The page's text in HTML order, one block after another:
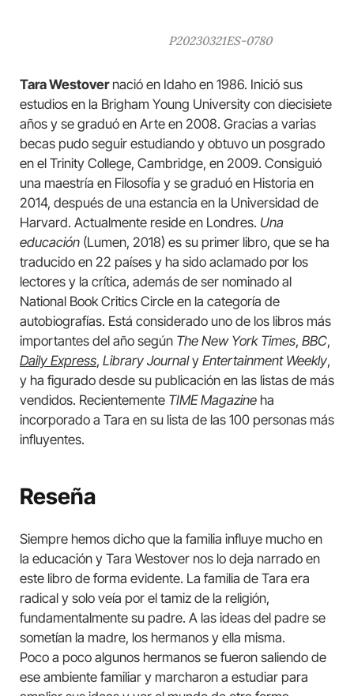
P20230321ES-0780
Tara Westovernació en Idaho en 1986. Inició sus
estudios en la Brigham Young University con diecisiete
años y se graduó en Arte en 2008. Gracias a varias
becas pudo seguir estudiando y obtuvo un posgrado
en el Trinity College, Cambridge, en 2009. Consiguió
una maestría en Filosofía y se graduó en Historia en
2014, después de una estancia en la Universidad de
Harvard. Actualmente reside en Londres. Una
educación (Lumen, 2018) es su primer libro, que se ha
traducido en 22 países y ha sido aclamado por los
lectores y la crítica, además de ser nominado al
National Book Critics Circle en la categoría de
autobiografías. Está considerado uno de los libros más
importantes del año según The New York Times, BBC,
Daily Express, Library Journaly Entertainment Weekly,
y ha figurado desde su publicación en las listas de más
vendidos. Recientemente TIME Magazine ha
incorporado a Tara en su lista de las 100 personas más
influyentes.
Reseña
Siempre hemos dicho que la familia influye mucho en
la educación y Tara Westover nos lo deja narrado en
este libro de forma evidente. La familia de Tara era
radical y solo veía por el tamiz de la religión,
fundamentalmente su padre. A las ideas del padre se
sometían la madre, los hermanos y ella misma.
Poco a poco algunos hermanos se fueron saliendo de
ese ambiente familiar y marcharon a estudiar para